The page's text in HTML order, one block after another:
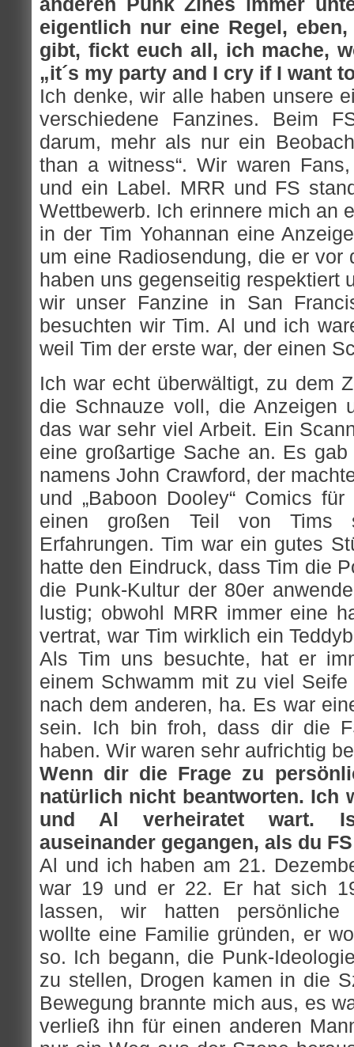
eigentlich nur eine Regel,
gibt, fickt euch all, ich mache,
„it´s my party and I cry if I want
Ich denke, wir alle haben unsere
verschiedene Fanzines. Beim
darum, mehr als nur ein
than a witness“. Wir waren
und ein Label. MRR und FS
Wettbewerb. Ich erinnere mich an
in der Tim Yohannan eine
um eine Radiosendung, die er vor
haben uns gegenseitig respektiert
wir unser Fanzine in San
besuchten wir Tim. Al und ich
weil Tim der erste war, der einen
Ich war echt überwältigt, zu dem
die Schnauze voll, die Anzeigen
das war sehr viel Arbeit. Ein
eine großartige Sache an. Es
namens John Crawford, der
und „Baboon Dooley“ Comics
einen großen Teil von Tims
Erfahrungen. Tim war ein gutes
hatte den Eindruck, dass Tim die
die Punk-Kultur der 80er
lustig; obwohl MRR immer eine
vertrat, war Tim wirklich ein
Als Tim uns besuchte, hat er
einem Schwamm mit zu viel
nach dem anderen, ha. Es war
sein. Ich bin froh, dass dir die
haben. Wir waren sehr aufrichtig
Wenn dir die Frage zu
natürlich nicht beantworten. Ich
und Al verheiratet wart.
auseinander gegangen, als du
Al und ich haben am 21.
war 19 und er 22. Er hat sich
lassen, wir hatten persönliche
wollte eine Familie gründen, er
so. Ich begann, die Punk-
zu stellen, Drogen kamen in die
Bewegung brannte mich aus, es
verließ ihn für einen anderen